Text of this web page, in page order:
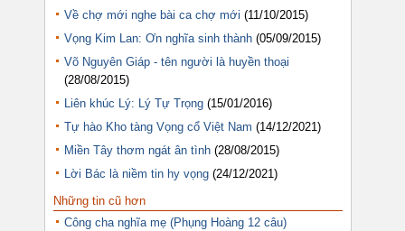
Về chợ mới nghe bài ca chợ mới (11/10/2015)
Vọng Kim Lan: Ơn nghĩa sinh thành (05/09/2015)
Võ Nguyên Giáp - tên người là huyền thoại
(28/08/2015)
Liên khúc Lý: Lý Tự Trọng (15/01/2016)
Tự hào Kho tàng Vọng cổ Việt Nam (14/12/2021)
Miền Tây thơm ngát ân tình (28/08/2015)
Lời Bác là niềm tin hy vọng (24/12/2021)
Những tin cũ hơn
Công cha nghĩa mẹ (Phụng Hoàng 12 câu)